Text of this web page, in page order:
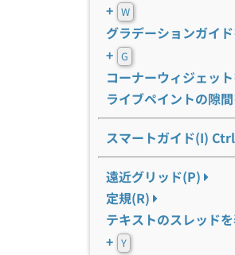
+ W
グラデーションガイ
+ G
コーナーウィジェッ
ライブペイントの隙
スマートガイド(I)
遠近グリッド(P)
定規(R)
テキストのスレッド
+ Y